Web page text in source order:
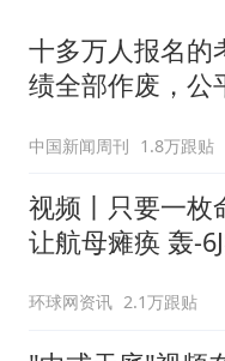
十多万人报名的
绩全部作废，公
中国新闻周刊 1.8万跟贴
视频丨只要一枚
让航母瘫痪 轰-
环球网资讯 2.1万跟贴